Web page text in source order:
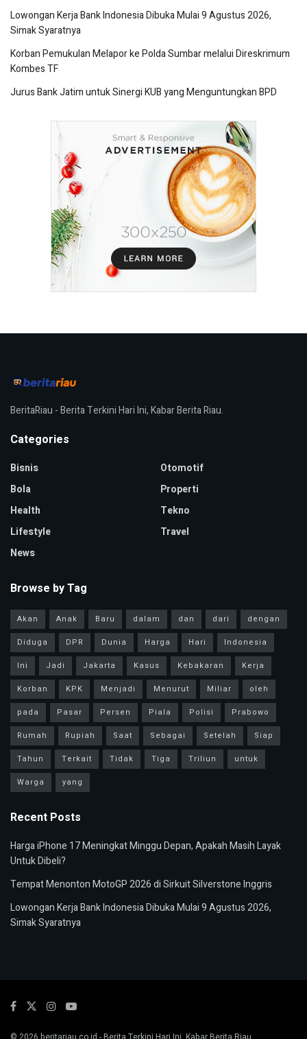
Lowongan Kerja Bank Indonesia Dibuka Mulai 9 Agustus 2026,
Simak Syaratnya
Korban Pemukulan Melapor ke Polda Sumbar melalui Direskrimum
Kombes TF
Jurus Bank Jatim untuk Sinergi KUB yang Menguntungkan BPD
BeritaRiau - Berita Terkini Hari Ini, Kabar Berita Riau.
Categories
Bisnis
Bola
Health
Lifestyle
News
Otomotif
Properti
Tekno
Travel
Browse by Tag
Akan Anak Baru dalam dan dari
dengan
Diduga
DPR Dunia Harga Hari
Indonesia
Ini
Jadi Jakarta Kasus Kebakaran
Kerja
Korban
KPK Menjadi Menurut Miliar
oleh
pada
Pasar Persen Piala Polisi
Prabowo
Rumah
Rupiah Saat Sebagai Setelah
Siap
Tahun
Terkait Tidak Tiga Triliun
untuk
Warga
yang
Recent Posts
Harga iPhone 17 Meningkat Minggu Depan, Apakah Masih Layak
Untuk Dibeli?
Tempat Menonton MotoGP 2026 di Sirkuit Silverstone Inggris
Lowongan Kerja Bank Indonesia Dibuka Mulai 9 Agustus 2026,
Simak Syaratnya